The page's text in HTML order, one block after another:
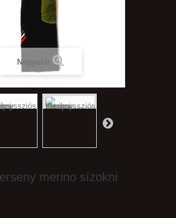
Nagyobb
merino sízokni